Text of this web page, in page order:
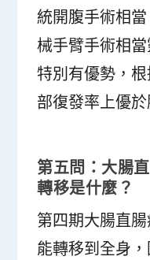
統開腹手術相
械手臂手術相
特別有優勢，
部復發率上優
第五問：大腸
轉移是什麼？
第四期大腸直
能轉移到全身